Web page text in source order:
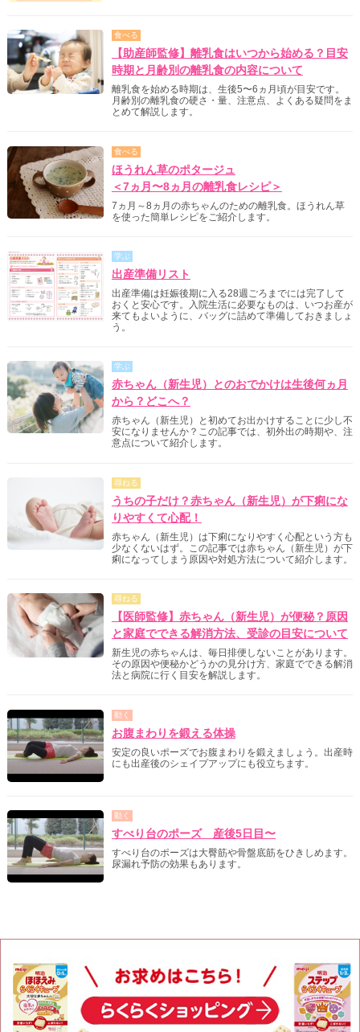
食べる
【助産師監修】離乳食はいつから始める？目安
時期と月齢別の離乳食の内容について
離乳食を始める時期は、生後5〜6ヵ月頃が目安です。
月齢別の離乳食の硬さ・量、注意点、よくある疑問をま
とめて解説します。
食べる
ほうれん草のポタージュ
＜7ヵ月〜8ヵ月の離乳食レシピ＞
7ヵ月～8ヵ月の赤ちゃんのための離乳食。ほうれん草
を使った簡単レシピをご紹介します。
学ぶ
出産準備リスト
出産準備は妊娠後期に入る28週ごろまでには完了して
おくと安心です。入院生活に必要なものは、いつお産が
来てもよいように、バッグに詰めて準備しておきましょ
う。
学ぶ
赤ちゃん（新生児）とのおでかけは生後何ヵ月
から？どこへ？
赤ちゃん（新生児）と初めてお出かけすることに少し不
安になりませんか？この記事では、初外出の時期や、注
意点について紹介します。
尋ねる
うちの子だけ？赤ちゃん（新生児）が下痢にな
りやすくて心配！
赤ちゃん（新生児）は下痢になりやすく心配という方も
少なくないはず。この記事では赤ちゃん（新生児）が下
痢になってしまう原因や対処方法について紹介します。
尋ねる
【医師監修】赤ちゃん（新生児）が便秘？原因
と家庭でできる解消方法、受診の目安について
新生児の赤ちゃんは、毎日排便しないことがあります。
その原因や便秘かどうかの見分け方、家庭でできる解消
法と病院に行く目安を解説します。
動く
お腹まわりを鍛える体操
安定の良いポーズでお腹まわりを鍛えましょう。出産時
にも出産後のシェイプアップにも役立ちます。
動く
すべり台のポーズ 産後5日目〜
すべり台のポーズは大臀筋や骨盤底筋をひきしめます。
尿漏れ予防の効果もあります。